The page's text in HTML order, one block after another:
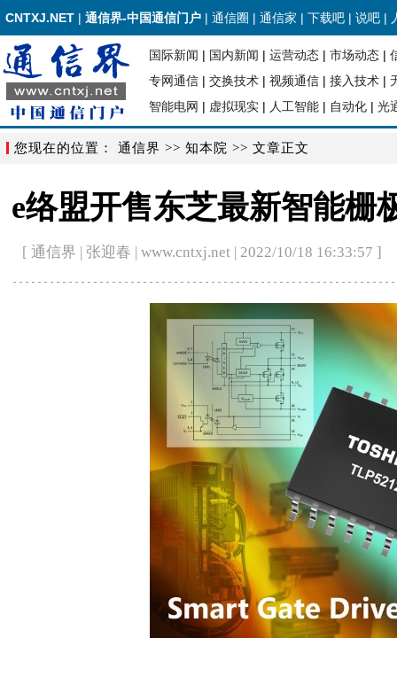
CNTXJ.NET | 通信界-中国通信门户 | 通信圈 | 通信家 | 下载吧 | 说吧 |
国际新闻 | 国内新闻 | 运营动态 | 市场动态 |
专网通信 | 交换技术 | 视频通信 | 接入技术 |
智能电网 | 虚拟现实 | 人工智能 | 自动化 | 光
您现在的位置： 通信界 >> 知本院 >> 文章正文
e络盟开售东芝最新智能栅
[ 通信界 | 张迎春 | www.cntxj.net | 2022/10/18 16:33:57 ]